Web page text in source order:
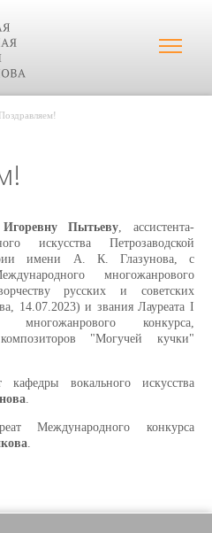
Поздравляем!
Пытьеву, ассистента-
искусства Петрозаводской
имени А. К. Глазунова, с
многожанрового
русских и советских
14.07.2023) и звания Лауреата I
многожанрового конкурса,
"Могучей кучки"
вокального искусства
.
Международного конкурса
.